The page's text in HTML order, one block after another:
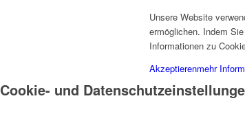
Unsere Website
ermöglichen. Indem
Informationen zu
Akzeptierenmehr
Cookie- und